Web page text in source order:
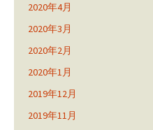
2020年4月
2020年3月
2020年2月
2020年1月
2019年12月
2019年11月